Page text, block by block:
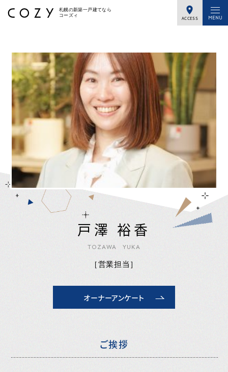
札幌の新築一戸建てなら
コーズィ
ACCESS
戸澤 裕香
TOZAWA YUKA
営業担当
オーナーアンケート
ご挨拶